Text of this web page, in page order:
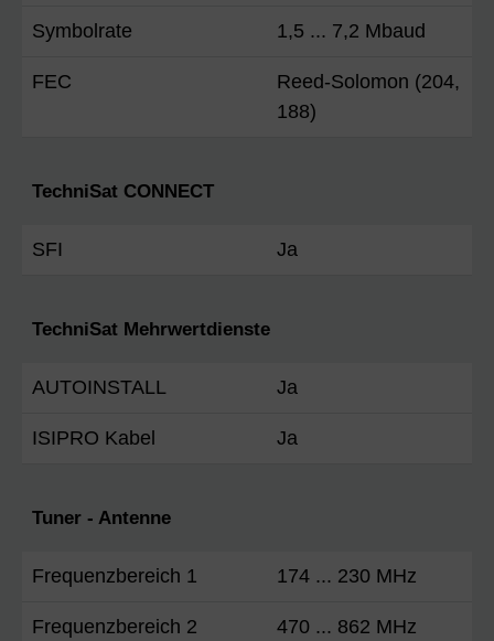
Symbolrate 1,5 ... 7,2 Mbaud
FEC
Reed-Solomon (204,
188)
TechniSat CONNECT
SFI Ja
TechniSat Mehrwertdienste
AUTOINSTALL Ja
ISIPRO Kabel Ja
Tuner - Antenne
Frequenzbereich 1 174 ... 230 MHz
Frequenzbereich 2 470 ... 862 MHz